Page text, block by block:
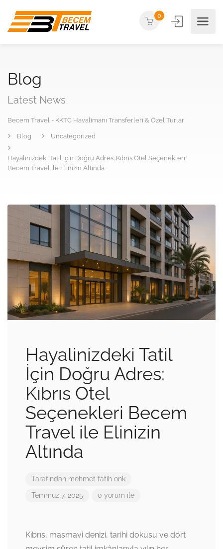
0
Blog
Latest News
Becem Travel - KKTC Havalimanı Transferleri & Özel Turlar
Blog Uncategorized
Hayalinizdeki Tatil İçin Doğru Adres: Kıbrıs Otel Seçenekleri
Becem Travel ile Elinizin Altında
Hayalinizdeki Tatil
İçin Doğru Adres:
Kıbrıs Otel
Seçenekleri Becem
Travel ile Elinizin
Altında
Tarafından mehmet fatih onk
Temmuz 7, 2025 0 yorum ile
Kıbrıs, masmavi denizi, tarihi dokusu ve dört